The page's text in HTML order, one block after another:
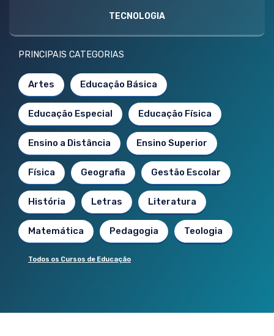
TECNOLOGIA
PRINCIPAIS CATEGORIAS
Artes Educação Básica
Educação Especial Educação Física
Ensino a Distância Ensino Superior
Física Geografia Gestão Escolar
História Letras Literatura
Matemática Pedagogia Teologia
Todos os Cursos de Educação